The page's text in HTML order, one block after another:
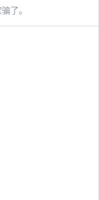
了。